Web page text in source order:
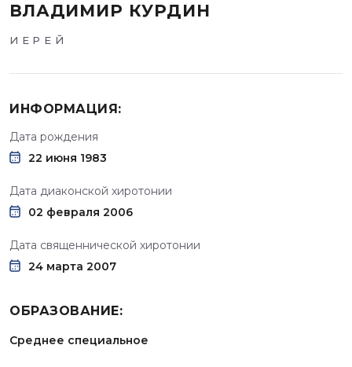
ВЛАДИМИР КУРДИН
ИЕРЕЙ
ИНФОРМАЦИЯ:
Дата рождения
22 июня 1983
Дата диаконской хиротонии
02 февраля 2006
Дата священнической хиротонии
24 марта 2007
ОБРАЗОВАНИЕ:
Среднее специальное